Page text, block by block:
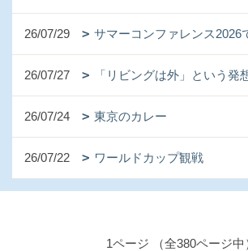
26/07/29 サマーコンファレンス2026
26/07/27 「リビングは外」という発
26/07/24 東京のカレー
26/07/22 ワールドカップ観戦
1ページ （全380ページ中